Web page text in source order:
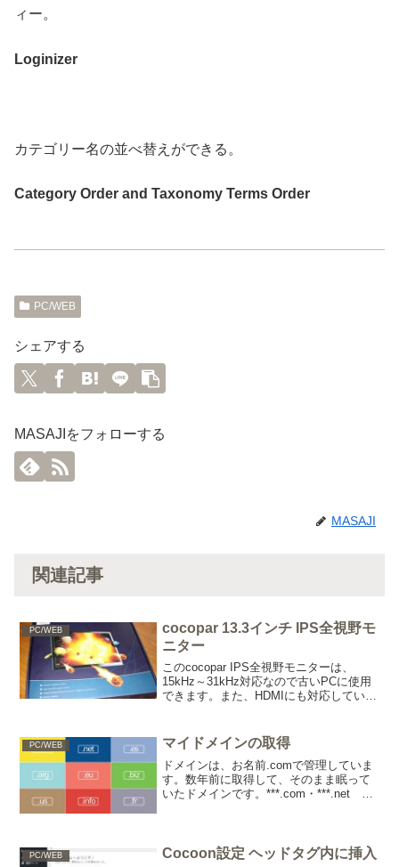
ィー。
Loginizer
カテゴリー名の並べ替えができる。
Category Order and Taxonomy Terms Order
PC/WEB
シェアする
MASAJIをフォローする
MASAJI
関連記事
PC/WEB
cocopar 13.3インチ IPS全視野モ
ニター
このcocopar IPS全視野モニターは、
15kHz～31kHz対応なので古いPCに使用
できます。また、HDMIにも対応していま
PC/WEB マイドメインの取得
ドメインは、お名前.comで管理していま
す。数年前に取得して、そのまま眠って
いたドメインです。***.com・***.net い
PC/WEB Cocoon設定 ヘッドタグ内に挿入